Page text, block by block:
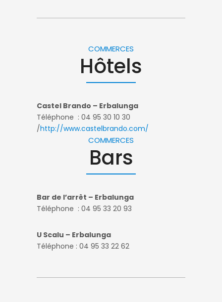
COMMERCES
Hôtels
Castel Brando – Erbalunga
Téléphone : 04 95 30 10 30
/http://www.castelbrando.com/
COMMERCES
Bars
Bar de l’arrêt – Erbalunga
Téléphone : 04 95 33 20 93
U Scalu – Erbalunga
Téléphone : 04 95 33 22 62